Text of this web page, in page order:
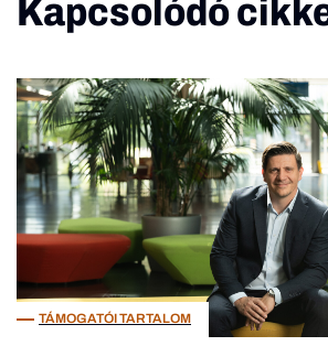
Kapcsolódó
TÁMOGATÓI TARTALOM